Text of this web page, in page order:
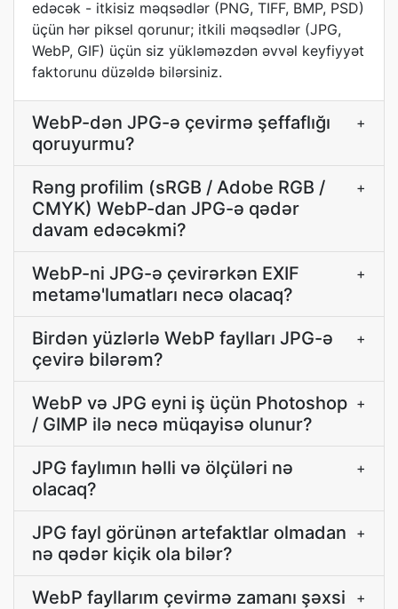
edəcək - itkisiz məqsədlər (PNG, TIFF, BMP, PSD)
üçün hər piksel qorunur; itkili məqsədlər (JPG,
WebP, GIF) üçün siz yükləməzdən əvvəl keyfiyyət
faktorunu düzəldə bilərsiniz.
WebP-dən JPG-ə çevirmə şeffaflığı
qoruyurmu?
+
Rəng profilim (sRGB / Adobe RGB /
CMYK) WebP-dan JPG-ə qədər
davam edəcəkmi?
+
WebP-ni JPG-ə çevirərkən EXIF
metamə'lumatları necə olacaq?
+
Birdən yüzlərlə WebP faylları JPG-ə
çevirə bilərəm?
+
WebP və JPG eyni iş üçün Photoshop
/ GIMP ilə necə müqayisə olunur?
+
JPG faylımın həlli və ölçüləri nə
olacaq?
+
JPG fayl görünən artefaktlar olmadan
nə qədər kiçik ola bilər?
+
WebP fayllarım çevirmə zamanı şəxsi
+